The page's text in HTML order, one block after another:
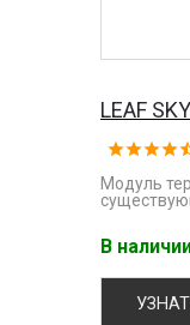
LEAF SKY
Модуль
В